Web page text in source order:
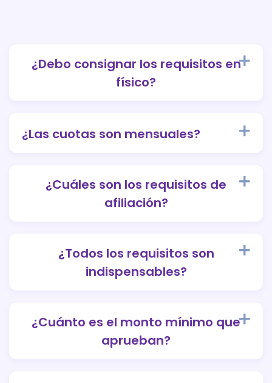
¿Debo consignar los requisitos en
físico?
¿Las cuotas son mensuales?
¿Cuáles son los requisitos de
afiliación?
¿Todos los requisitos son
indispensables?
¿Cuánto es el monto mínimo que
aprueban?